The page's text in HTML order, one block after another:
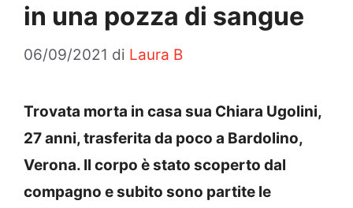
in una pozza di sangue
06/09/2021 di Laura B
Trovata morta in casa sua Chiara Ugolini,
27 anni, trasferita da poco a Bardolino,
Verona. Il corpo è stato scoperto dal
compagno e subito sono partite le